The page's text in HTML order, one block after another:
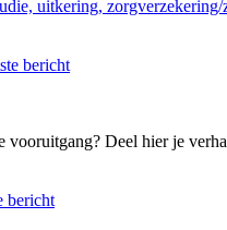
uitkering, zorgverzekering/
bericht
vooruitgang? Deel hier je
bericht